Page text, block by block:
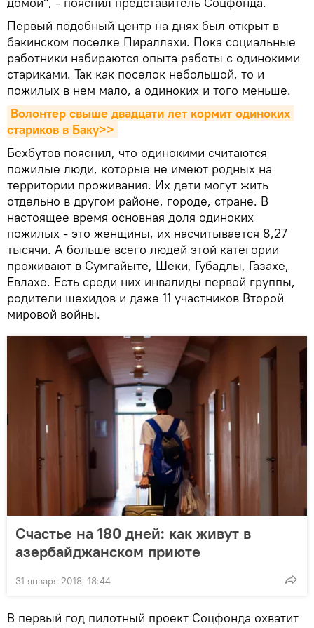
Первый подобный центр на днях был открыт в
бакинском поселке Пираллахи. Пока социальные
работники набираются опыта работы с одинокими
стариками. Так как поселок небольшой, то и
пожилых в нем мало, а одиноких и того меньше.
Волонтер свыше двадцати лет кормит одиноких
стариков в Баку>>
Бехбутов пояснил, что одинокими считаются
пожилые люди, которые не имеют родных на
территории проживания. Их дети могут жить
отдельно в другом районе, городе, стране. В
настоящее время основная доля одиноких
пожилых - это женщины, их насчитывается 8,27
тысячи. А больше всего людей этой категории
проживают в Сумгайыте, Шеки, Губадлы, Газахе,
Евлахе. Есть среди них инвалиды первой группы,
родители шехидов и даже 11 участников Второй
мировой войны.
Счастье на 180 дней: как живут в
азербайджанском приюте
31 января 2018, 18:44
В первый год пилотный проект Соцфонда охватит